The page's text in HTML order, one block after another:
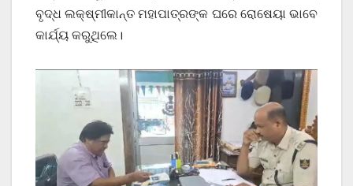
ବୃଦ୍ଧ ଲକ୍ଷ୍ମୀକାନ୍ତ ମହାପାତ୍ରଙ୍କ ଘରେ ରୋଷେୟା ଭାବେ
କାର୍ଯ୍ୟ କରୁଥିଲେ।